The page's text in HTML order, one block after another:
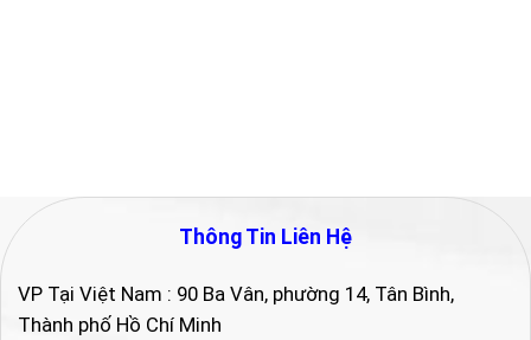
Thông Tin Liên Hệ
VP Tại Việt Nam : 90 Ba Vân, phường 14, Tân Bình,
Thành phố Hồ Chí Minh